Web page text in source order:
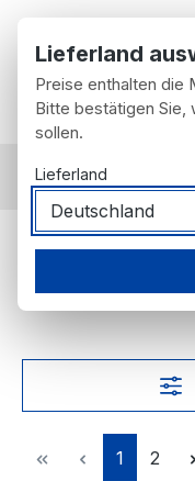
nach Fahrzeug
W108
Seite
1 Seite
2
Lieferland
Preise enthalten die
Bitte bestätigen Sie,
sollen.
Lieferland